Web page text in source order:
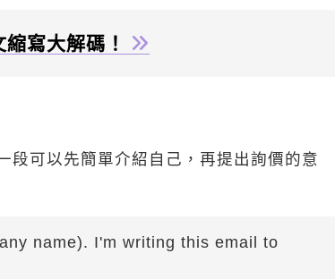
寫大解碼！
段可以先簡單介紹自己，再提出詢價的意
name). I'm writing this email to